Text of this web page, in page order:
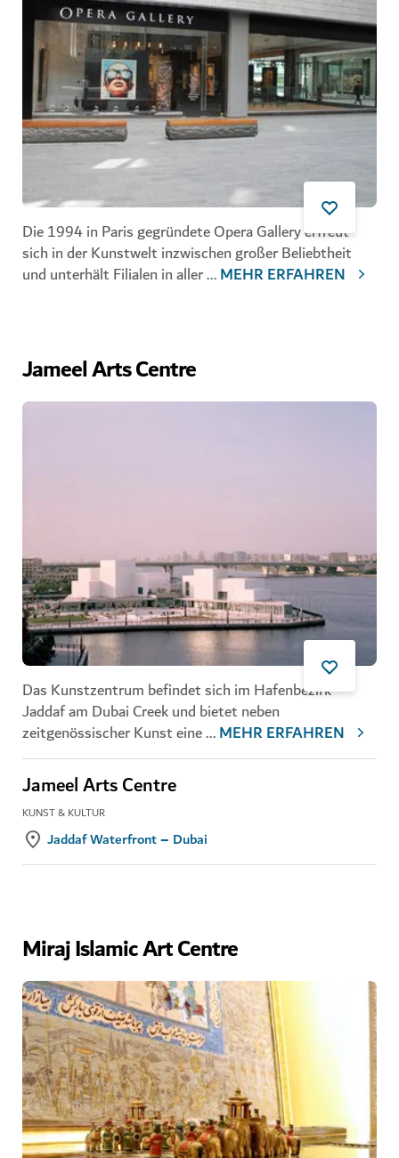
Die 1994 in Paris gegründete Opera Gallery erfreut
sich in der Kunstwelt inzwischen großer Beliebtheit
und unterhält Filialen in aller...MEHR ERFAHREN
Jameel Arts Centre
Das Kunstzentrum befindet sich im Hafenbezirk
Jaddaf am Dubai Creek und bietet neben
zeitgenössischer Kunst eine...MEHR ERFAHREN
Jameel Arts Centre
KUNST & KULTUR
Jaddaf Waterfront – Dubai
Miraj Islamic Art Centre